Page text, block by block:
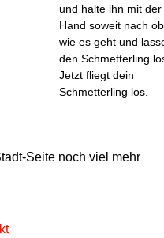
und halte ihn mit der
Hand soweit nach
wie es geht und
den Schmetterling
Jetzt fliegt dein
Schmetterling los.
Seite noch viel mehr